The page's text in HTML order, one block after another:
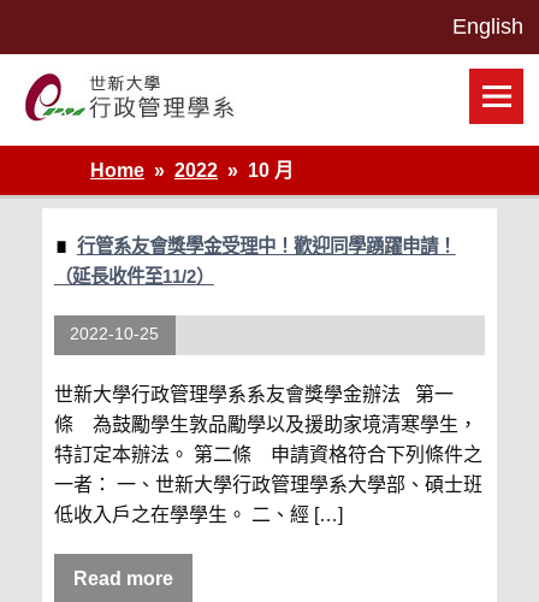
世新大學行政管理學系網站
Home
2022 10 月
行管系友會獎學金受理中！歡迎同學踴躍申請！
（延長收件至11/2）
2022-10-25
世新大學行政管理學系系友會獎學金辦法 第一
條 為鼓勵學生敦品勵學以及援助家境清寒學生，
特訂定本辦法。 第二條 申請資格符合下列條件之
一者： 一、世新大學行政管理學系大學部、碩士班
低收入戶之在學學生。 二、經 […]
Read more